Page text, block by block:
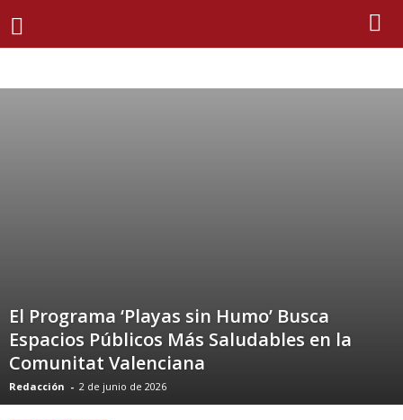
El Programa ‘Playas sin Humo’ Busca
Espacios Públicos Más Saludables en la
Comunitat Valenciana
Redacción - 2 de junio de 2026